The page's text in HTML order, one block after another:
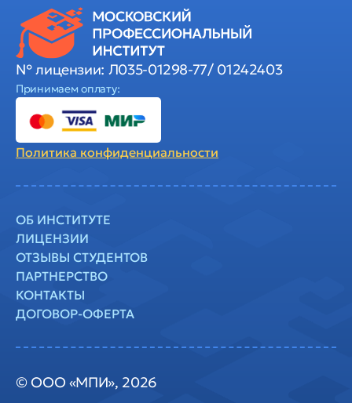
№ лицензии: Л035-01298-77/ 01242403
Принимаем оплату:
Политика конфиденциальности
© ООО «МПИ», 2026
ОБ ИНСТИТУТЕ
ЛИЦЕНЗИИ
ОТЗЫВЫ СТУДЕНТОВ
ПАРТНЕРСТВО
КОНТАКТЫ
ДОГОВОР-ОФЕРТА